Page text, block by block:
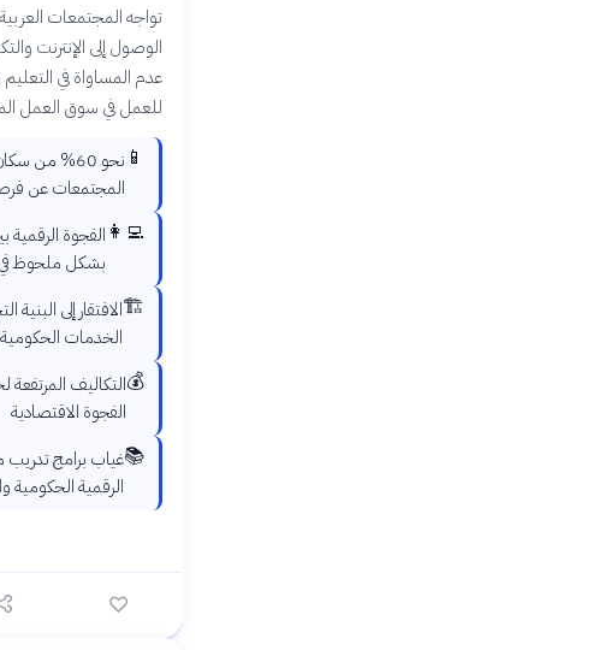
تواجه المجتمعات
الوصول إلى الإنترنت
عدم المساواة في
للعمل في سوق العمل
📱
نحو 60% من
المجتمعات عن
👩‍💻 الفجوة الرقمية
بشكل ملحوظ في
🏗️الافتقار إلى
الخدمات الحكومية
💰التكاليف
الفجوة الاقتصادية
📚غياب برامج تدريب
الرقمية الحكومية